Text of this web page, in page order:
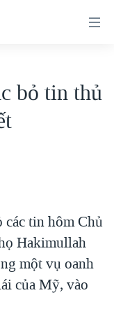
QUÁ KHỨ VÀ HIỆN
bỏ tin thủ
các tin hôm Chủ
Hakimullah
một vụ oanh
của Mỹ, vào